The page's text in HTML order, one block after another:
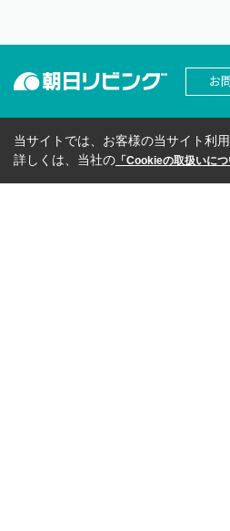
お
当サイトでは、お客様の当サイト利
詳しくは、当社の 「Cookieの取扱いにつ